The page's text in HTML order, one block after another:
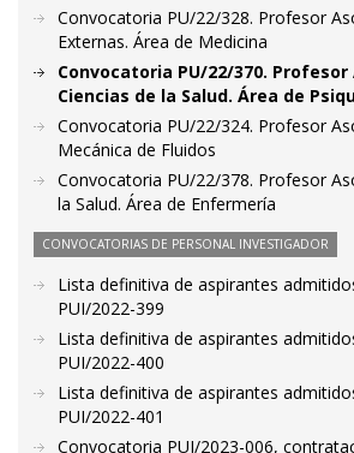
Convocatoria PU/22/328. Profesor
Externas. Área de Medicina
Convocatoria PU/22/370. Profesor
Ciencias de la Salud. Área de
Convocatoria PU/22/324. Profesor
Mecánica de Fluidos
Convocatoria PU/22/378. Profesor
la Salud. Área de Enfermería
CONVOCATORIAS DE PERSONAL INVESTIGADOR
Lista definitiva de aspirantes
PUI/2022-399
Lista definitiva de aspirantes
PUI/2022-400
Lista definitiva de aspirantes
PUI/2022-401
Convocatoria PUI/2023-006,